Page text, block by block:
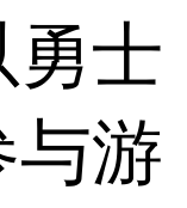
勇士
与游